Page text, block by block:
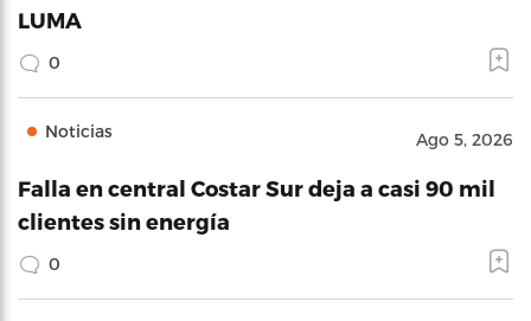
LUMA
0
Noticias Ago 5, 2026
Falla en central Costar Sur deja a casi 90 mil
clientes sin energía
0